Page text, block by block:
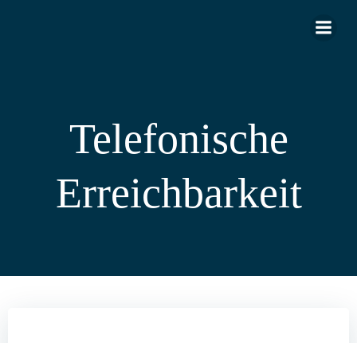
Telefonische
Erreichbarkeit